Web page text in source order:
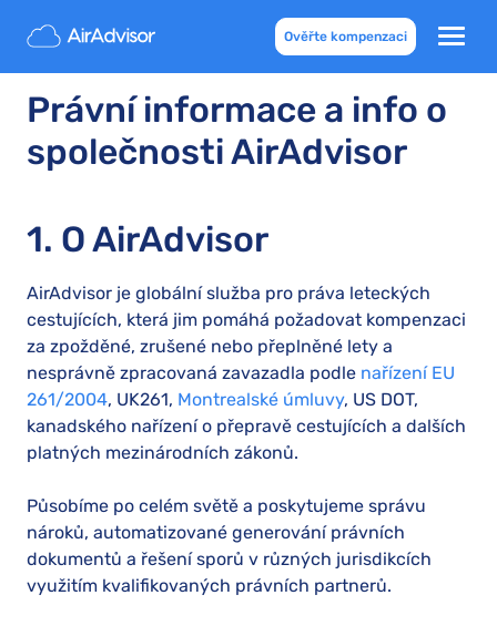
Ověřte kompenzaci
Právní informace a info o
společnosti AirAdvisor
1. O AirAdvisor
AirAdvisor je globální služba pro práva leteckých
cestujících, která jim pomáhá požadovat kompenzaci
za zpožděné, zrušené nebo přeplněné lety a
nesprávně zpracovaná zavazadla podle nařízení EU
261/2004, UK261, Montrealské úmluvy, US DOT,
kanadského nařízení o přepravě cestujících a dalších
platných mezinárodních zákonů.
Působíme po celém světě a poskytujeme správu
nároků, automatizované generování právních
dokumentů a řešení sporů v různých jurisdikcích
využitím kvalifikovaných právních partnerů.